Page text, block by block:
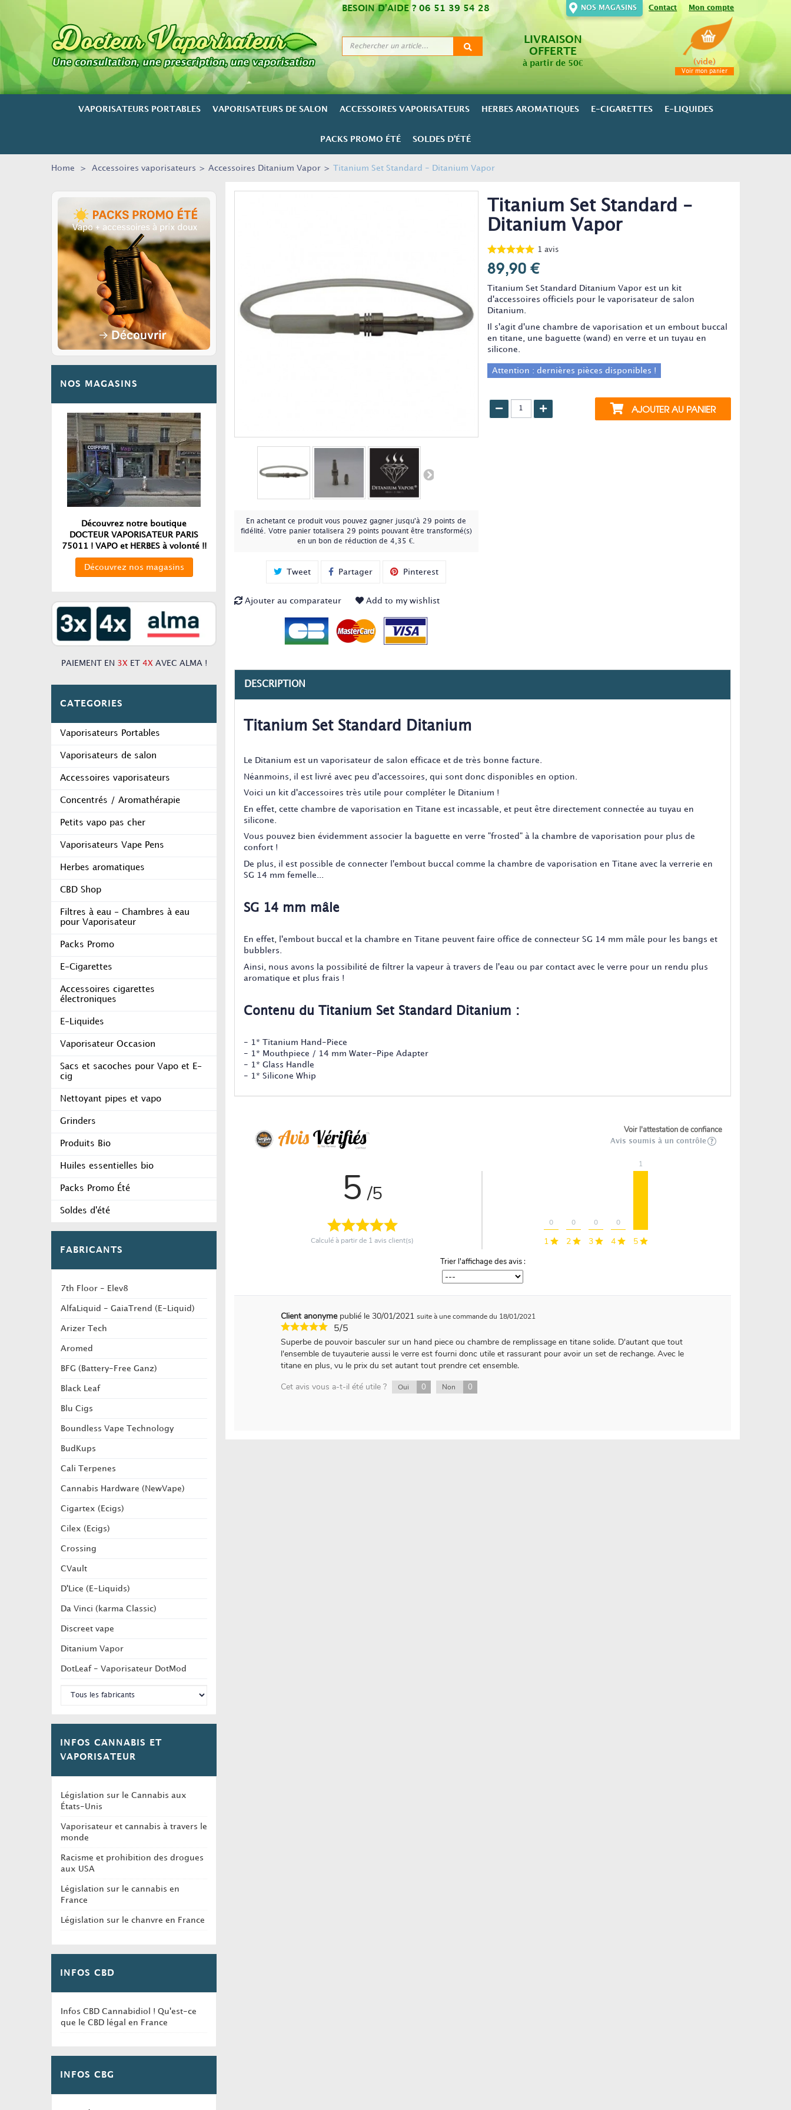
Mon compte
Contact
NOS MAGASINS
BESOIN D’AIDE ?06 51 39 54 28
LIVRAISON
OFFERTE
à partir de 50€ (vide)
Voir mon panier
VAPORISATEURS PORTABLES VAPORISATEURS DE SALON ACCESSOIRES VAPORISATEURS HERBES AROMATIQUES E-CIGARETTES E-LIQUIDES
PACKS PROMO ÉTÉ SOLDES D'ÉTÉ
Home > Accessoires vaporisateurs > Accessoires Ditanium Vapor > Titanium Set Standard - Ditanium Vapor
NOS MAGASINS
Découvrez notre boutique
DOCTEUR VAPORISATEUR PARIS
75011 ! VAPO et HERBES à volonté !!
Découvrez nos magasins
PAIEMENT EN 3X ET 4X AVEC ALMA !
CATEGORIES
Vaporisateurs Portables
Vaporisateurs de salon
Accessoires vaporisateurs
Concentrés / Aromathérapie
Petits vapo pas cher
Vaporisateurs Vape Pens
Herbes aromatiques
CBD Shop
Filtres à eau - Chambres à eau
pour Vaporisateur
Packs Promo
E-Cigarettes
Accessoires cigarettes
électroniques
E-Liquides
Vaporisateur Occasion
Sacs et sacoches pour Vapo et E-
cig
Nettoyant pipes et vapo
Grinders
Produits Bio
Huiles essentielles bio
Packs Promo Été
Soldes d'été
FABRICANTS
7th Floor - Elev8
AlfaLiquid - GaiaTrend (E-Liquid)
Arizer Tech
Aromed
BFG (Battery-Free Ganz)
Black Leaf
Blu Cigs
Boundless Vape Technology
BudKups
Cali Terpenes
Cannabis Hardware (NewVape)
Cigartex (Ecigs)
Cilex (Ecigs)
Crossing
CVault
D'Lice (E-Liquids)
Da Vinci (karma Classic)
Discreet vape
Ditanium Vapor
DotLeaf - Vaporisateur DotMod
INFOS CANNABIS ET
VAPORISATEUR
Législation sur le Cannabis aux
États-Unis
Vaporisateur et cannabis à travers le
monde
Racisme et prohibition des drogues
aux USA
Législation sur le cannabis en
France
Législation sur le chanvre en France
INFOS CBD
Infos CBD Cannabidiol ! Qu'est-ce
que le CBD légal en France
INFOS CBG
En achetant ce produit vous pouvez gagner jusqu'à 29 points de
fidélité . Votre panier totalisera 29 pointspouvant être transformé(s)
en un bon de réduction de4,35 €
Tweet Partager Pinterest
Ajouter au comparateur Add to my wishlist
Titanium Set Standard -
Ditanium Vapor
1 avis
89,90 €
Titanium Set Standard Ditanium Vapor est un kit
d'accessoires officiels pour le vaporisateur de salon
Ditanium.
Il s'agit d'une chambre de vaporisation et un embout buccal
en titane, une baguette (wand) en verre et un tuyau en
silicone.
Attention : dernières pièces disponibles !
AJOUTER AU PANIER
DESCRIPTION
Titanium Set Standard Ditanium
Le Ditanium est un vaporisateur de salon efficace et de très bonne facture.
Néanmoins, il est livré avec peu d'accessoires, qui sont donc disponibles en option.
Voici un kit d'accessoires très utile pour compléter le Ditanium !
En effet, cette chambre de vaporisation en Titane est incassable, et peut être directement connectée au tuyau en
silicone.
Vous pouvez bien évidemment associer la baguette en verre "frosted" à la chambre de vaporisation pour plus de
confort !
De plus, il est possible de connecter l'embout buccal comme la chambre de vaporisation en Titane avec la verrerie en
SG 14 mm femelle...
SG 14 mm mâle
En effet, l'embout buccal et la chambre en Titane peuvent faire office de connecteur SG 14 mm mâle pour les bangs et
bubblers.
Ainsi, nous avons la possibilité de filtrer la vapeur à travers de l'eau ou par contact avec le verre pour un rendu plus
aromatique et plus frais !
Contenu du Titanium Set Standard Ditanium :
- 1* Titanium Hand-Piece
- 1* Mouthpiece / 14 mm Water-Pipe Adapter
- 1* Glass Handle
- 1* Silicone Whip
Voir l'attestation de confiance
Avis soumis à un contrôle
5 /5
Calculé à partir de 1 avis client(s) 1
0
2
0
3
0
4
0
5
1
Trier l'affichage des avis :
Client anonyme publié le 30/01/2021 suite à une commande du 18/01/2021
5/5
Superbe de pouvoir basculer sur un hand piece ou chambre de remplissage en titane solide. D'autant que tout
l'ensemble de tuyauterie aussi le verre est fourni donc utile et rassurant pour avoir un set de rechange. Avec le
titane en plus, vu le prix du set autant tout prendre cet ensemble.
Cet avis vous a-t-il été utile ?
Oui 0 Non 0